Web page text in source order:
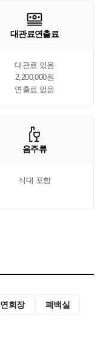
대관료연출료
대관료 있음
2,200,000원
연출료 없음
음주류
식대 포함
연회장 폐백실